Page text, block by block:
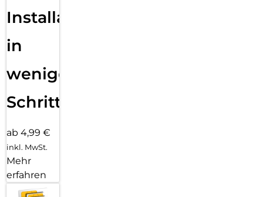
Installation
in
wenigen
Schritten
ab 4,99 €
inkl. MwSt.
Mehr
erfahren